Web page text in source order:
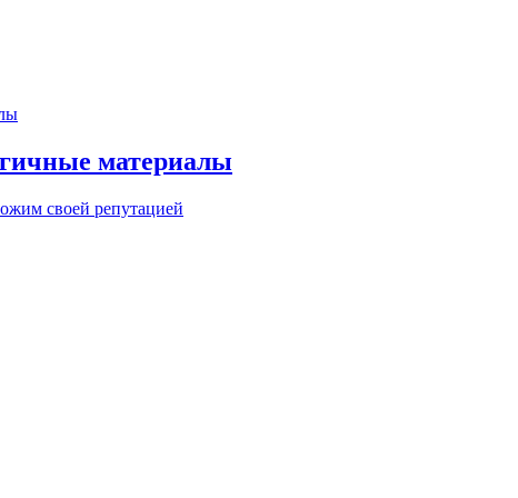
материалы
своей репутацией